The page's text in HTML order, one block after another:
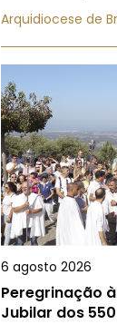
Arquidiocese de
6 agosto 2026
Peregrinação
Jubilar dos